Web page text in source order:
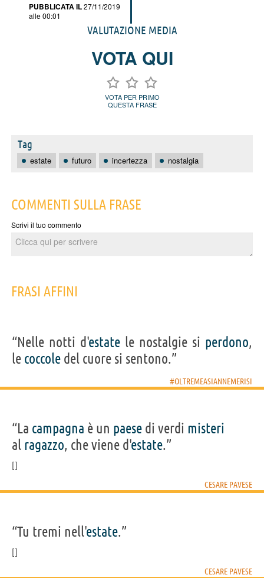
PUBBLICATA IL27/11/2019
alle 00:01
VALUTAZIONE MEDIA
VOTA QUI
VOTA PER PRIMO
QUESTA FRASE
Tag
estate futuro incertezza nostalgia
COMMENTI SULLA FRASE
Scrivi il tuo commento
FRASI AFFINI
“Nelle notti d'estate le nostalgie si perdono,
le coccole del cuore si sentono.”
#OLTREMEASIANNEMERISI
“La campagna è un paese di verdi misteri
al ragazzo, che viene d'estate.”
CESARE PAVESE
“Tu tremi nell'estate.”
CESARE PAVESE